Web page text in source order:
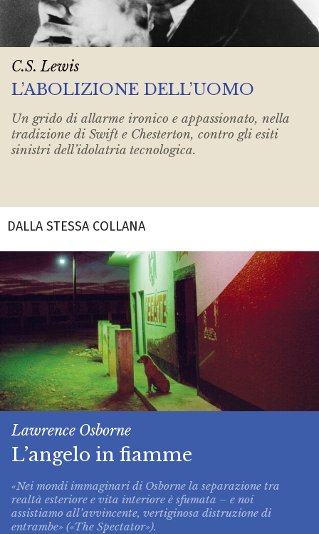
C.S. Lewis
L’ABOLIZIONE DELL’UOMO
Un grido di allarme ironico e appassionato, nella
tradizione di Swift e Chesterton, contro gli esiti
sinistri dell’idolatria tecnologica.
DALLA STESSA COLLANA
Lawrence Osborne
L’angelo in fiamme
«Nei mondi immaginari di Osborne la separazione tra
realtà esteriore e vita interiore è sfumata – e noi
assistiamo all’avvincente, vertiginosa distruzione di
entrambe» («The Spectator»).